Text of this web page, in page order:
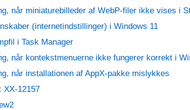
når miniaturebilleder af WebP-filer ikke vises i
(internetindstillinger) i Windows 11
i Task Manager
når kontekstmenuerne ikke fungerer korrekt i
når installationen af AppX-pakke mislykkes
XX-12157